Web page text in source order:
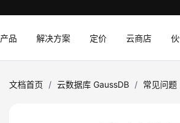
产品 解决方案 定价 云商店
文档首页 / 云数据库 GaussDB / 常见问题